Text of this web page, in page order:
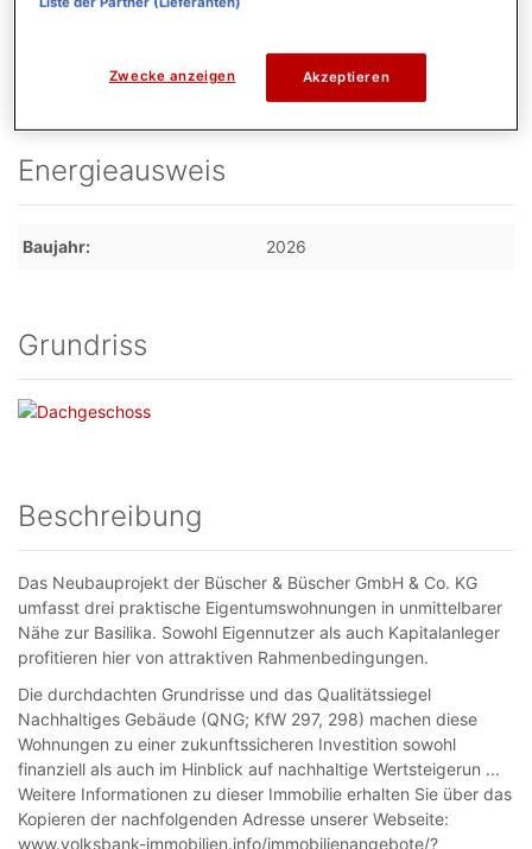
Anzahl Balkone
Energieausweis
Baujahr 2026
Grundriss
Beschreibung
Das Neubauprojekt der Büscher & Büscher GmbH & Co. KG
umfasst drei praktische Eigentumswohnungen in unmittelbarer
Nähe zur Basilika. Sowohl Eigennutzer als auch Kapitalanleger
profitieren hier von attraktiven Rahmenbedingungen.
Die durchdachten Grundrisse und das Qualitätssiegel
Nachhaltiges Gebäude (QNG; KfW 297, 298) machen diese
Wohnungen zu einer zukunftssicheren Investition sowohl
finanziell als auch im Hinblick auf nachhaltige Wertsteigerun ...
Weitere Informationen zu dieser Immobilie erhalten Sie über das
Kopieren der nachfolgenden Adresse unserer Webseite:
www.volksbank-immobilien.info/immobilienangebote/?
Zwecke anzeigen Akzeptieren